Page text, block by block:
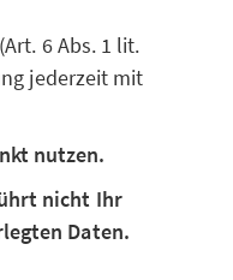
6 Abs. 1 lit.
jederzeit mit
nutzen.
nicht Ihr
Daten.